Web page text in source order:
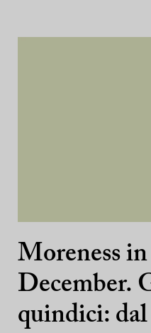
Moreness in
December.
quindici: dal